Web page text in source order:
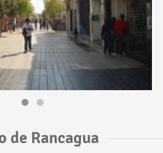
de Rancagua